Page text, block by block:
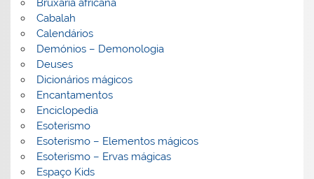
Cabalah
Calendários
Demónios – Demonologia
Deuses
Dicionários mágicos
Encantamentos
Enciclopedia
Esoterismo
Esoterismo – Elementos mágicos
Esoterismo – Ervas mágicas
Espaço Kids